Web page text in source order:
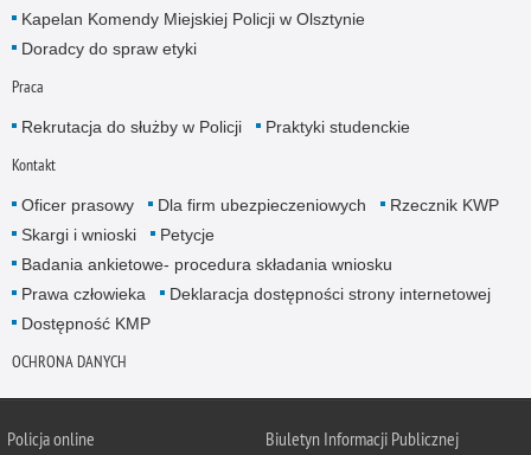
Kapelan Komendy Miejskiej Policji w Olsztynie
Doradcy do spraw etyki
Praca
Rekrutacja do służby w Policji Praktyki studenckie
Kontakt
Oficer prasowy Dla firm ubezpieczeniowych
Rzecznik KWP
Skargi i wnioski
Petycje
Badania ankietowe- procedura składania wniosku
Prawa człowieka
Deklaracja dostępności strony internetowej
Dostępność KMP
OCHRONA DANYCH
Policja online Biuletyn Informacji Publicznej